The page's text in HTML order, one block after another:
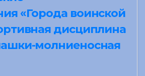
«Города воинской
дисциплина
молниеносная